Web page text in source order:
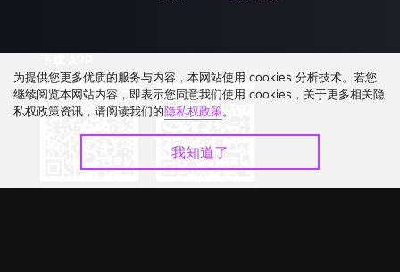
为提供您更多优质的服务与内容，本网站使用 cookies 分析技术。若您
继续阅览本网站内容，即表示您同意我们使用 cookies，关于更多相关隐
私权政策资讯，请阅读我们的隐私权政策。
我知道了